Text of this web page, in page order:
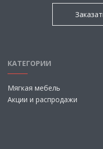
КАТЕГОРИИ
Мягкая мебель
Акции и распродажи